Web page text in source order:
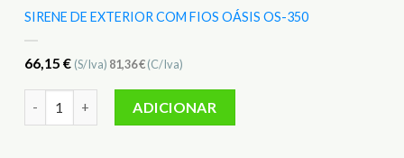
SIRENE DE EXTERIOR COM FIOS OÁSIS OS-350
66,15 € (S/Iva) 81,36€(C/Iva)
ADICIONAR